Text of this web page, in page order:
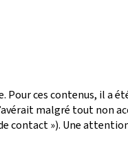
ces contenus, il a
malgré tout non
contact »). Une